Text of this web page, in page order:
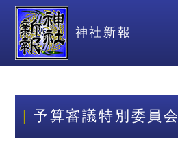
神社新報
予算審議特別委員会